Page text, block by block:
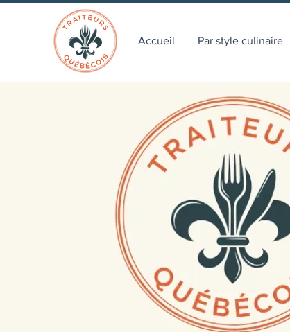
Accueil Par style culinaire